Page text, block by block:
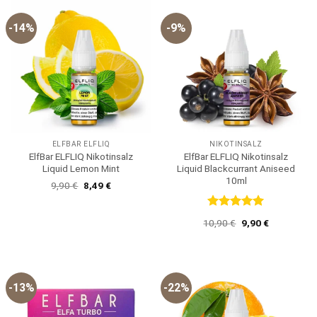
-14%
ELFBAR ELFLIQ
ElfBar ELFLIQ Nikotinsalz
Liquid Lemon Mint
9,90€ Ursprünglicher
Preis
8,49€Aktueller
-9%
NIKOTINSALZ
ElfBar ELFLIQ Nikotinsalz
Liquid Blackcurrant Aniseed
10ml
Bewertet
mit 5von
10,90€ Ursprünglicher
Preis
9,90€Aktueller
-13% -22%